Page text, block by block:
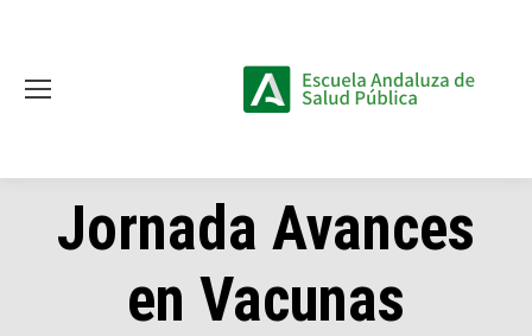
Jornada Avances
en Vacunas